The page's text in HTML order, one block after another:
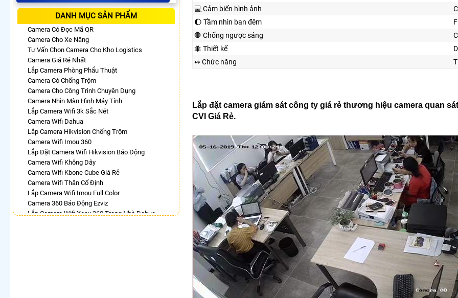
DANH MỤC SẢN PHẨM
Camera Có Đọc Mã QR
Camera Cho Xe Nâng
Tư Vấn Chọn Camera Cho Kho Logistics
Camera Giá Rẻ Nhất
Lắp Camera Phòng Phẩu Thuật
Camera Có Chống Trộm
Camera Cho Công Trình Chuyên Dụng
Camera Nhìn Màn Hình Máy Tính
Lắp Camera Wifi 3k Sắc Nét
Camera Wifi Dahua
Lắp Camera Hikvision Chống Trộm
Camera Wifi Imou 360
Lắp Đặt Camera Wifi Hikvision Báo Động
Camera Wifi Không Dây
Camera Wifi Kbone Cube Giá Rẻ
Camera Wifi Thân Cố Định
Lắp Camera Wifi Imou Full Color
Camera 360 Báo Động Ezviz
Lắp Camera Wifi Xoay 360 Trong Nhà Dahua
💻 Cảm biến hình ảnh
🌔 Tầm nhìn ban đêm
🛑 Chống ngược sáng
🐜 Thiết kế
↭ Chức năng
Lắp đặt camera giám sát công ty giá rẻ thương hiệu camera quan
CVI Giá Rẻ.